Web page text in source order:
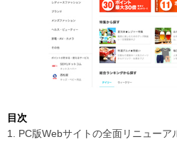
目次
1. PC版Webサイトの全面リニューア